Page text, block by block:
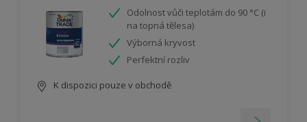
Odolnost vůči teplotám do 90 °C (i
na topná tělesa)
Výborná kryvost
Perfektní rozliv
K dispozici pouze v obchodě